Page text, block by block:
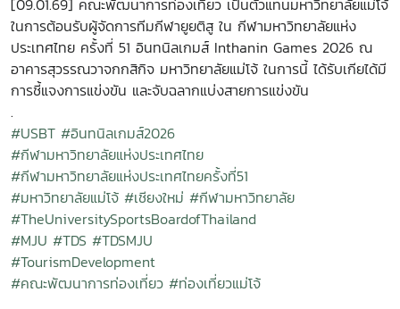
[09.01.69] คณะพัฒนาการท่องเที่ยว เป็นตัวแทนมหาวิทยาลัยแม่โจ้
ในการต้อนรับผู้จัดการทีมกีฬายูยติสู ใน กีฬามหาวิทยาลัยแห่ง
ประเทศไทย ครั้งที่ 51 อินทนิลเกมส์ Inthanin Games 2026 ณ
อาคารสุวรรณวาจกกสิกิจ มหาวิทยาลัยแม่โจ้ ในการนี้ ได้รับเกียได้มี
การชี้แจงการแข่งขัน และจับฉลากแบ่งสายการแข่งขัน
.
#USBT #อินทนิลเกมส์2026
#กีฬามหาวิทยาลัยแห่งประเทศไทย
#กีฬามหาวิทยาลัยแห่งประเทศไทยครั้งที่51
#มหาวิทยาลัยแม่โจ้ #เชียงใหม่ #กีฬามหาวิทยาลัย
#TheUniversitySportsBoardofThailand
#MJU #TDS #TDSMJU
#TourismDevelopment
#คณะพัฒนาการท่องเที่ยว #ท่องเที่ยวแม่โจ้